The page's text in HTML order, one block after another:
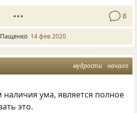
8
14 фев 2020
мудрости начало
ума, является полное
это.